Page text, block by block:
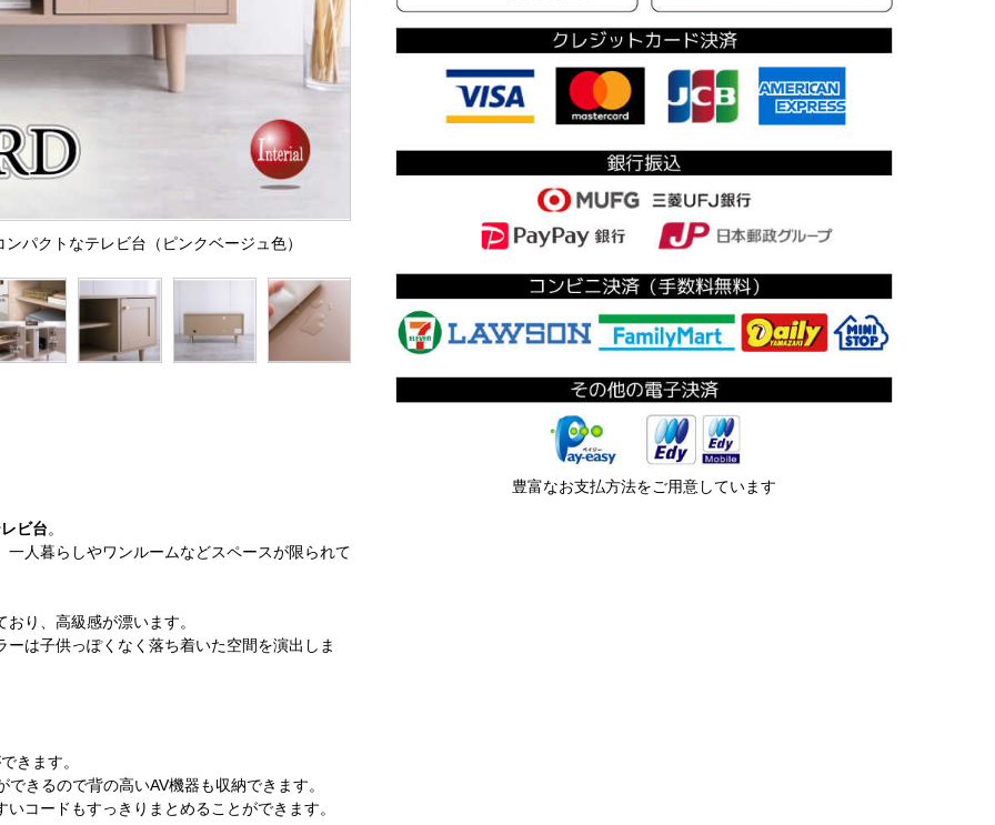
パクトなテレビ台（ピンクベージュ色）
ビ台。
人暮らしやワンルームなどスペースが限られて
り、高級感が漂います。
は子供っぽくなく落ち着いた空間を演出しま
きます。
きるので背の高いAV機器も収納できます。
コードもすっきりまとめることができます。
豊富なお支払方法をご用意しています